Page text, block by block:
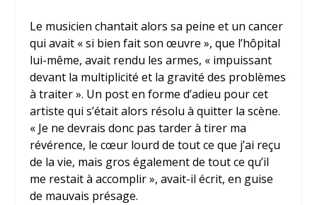
Le musicien chantait alors sa peine et un cancer
qui avait « si bien fait son œuvre », que l’hôpital
lui-même, avait rendu les armes, « impuissant
devant la multiplicité et la gravité des problèmes
à traiter ». Un post en forme d’adieu pour cet
artiste qui s’était alors résolu à quitter la scène.
« Je ne devrais donc pas tarder à tirer ma
révérence, le cœur lourd de tout ce que j’ai reçu
de la vie, mais gros également de tout ce qu’il
me restait à accomplir », avait-il écrit, en guise
de mauvais présage.